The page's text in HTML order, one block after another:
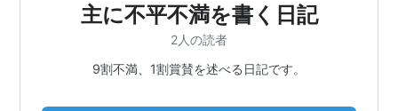
主に不平不満を書く日記
2人の読者
9割不満、1割賞賛を述べる日記です。